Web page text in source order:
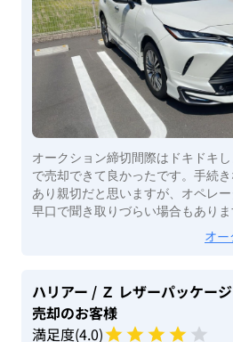
オークション締切間際はドキドキ
で売却できて良かったです。手続
あり親切だと思いますが、オペレ
早口で聞き取りづらい場合もありま
オ
ハリアー / Ｚ レザーパッケージ
売却のお客様
満足度(4.0)